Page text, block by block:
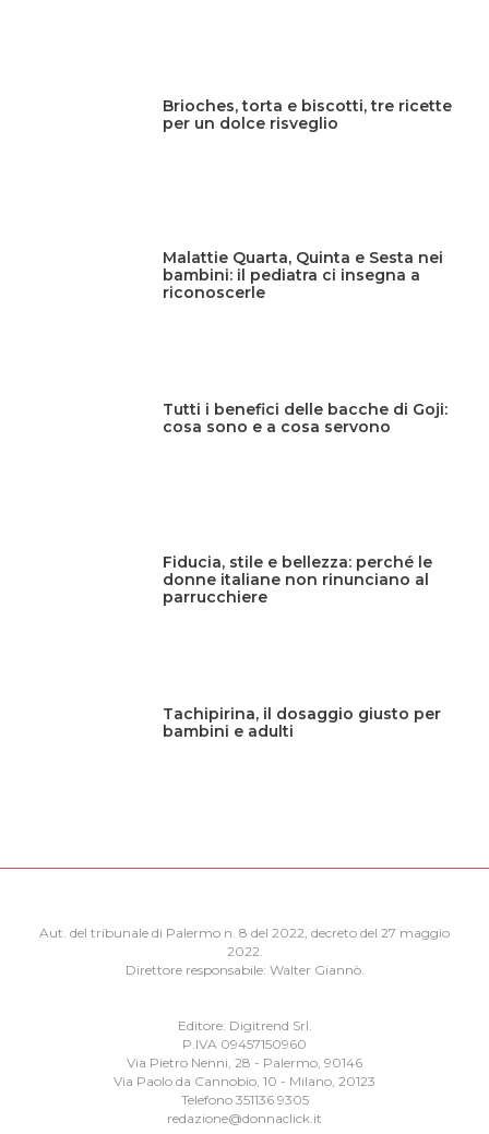
Brioches, torta e biscotti, tre ricette
per un dolce risveglio
Malattie Quarta, Quinta e Sesta nei
bambini: il pediatra ci insegna a
riconoscerle
Tutti i benefici delle bacche di Goji:
cosa sono e a cosa servono
Fiducia, stile e bellezza: perché le
donne italiane non rinunciano al
parrucchiere
Tachipirina, il dosaggio giusto per
bambini e adulti
Aut. del tribunale di Palermo n. 8 del 2022, decreto del 27 maggio
2022.
Direttore responsabile: Walter Giannò.
Editore: Digitrend Srl.
P.IVA 09457150960
Via Pietro Nenni, 28 - Palermo, 90146
Via Paolo da Cannobio, 10 - Milano, 20123
Telefono 351136 9305
redazione@donnaclick.it